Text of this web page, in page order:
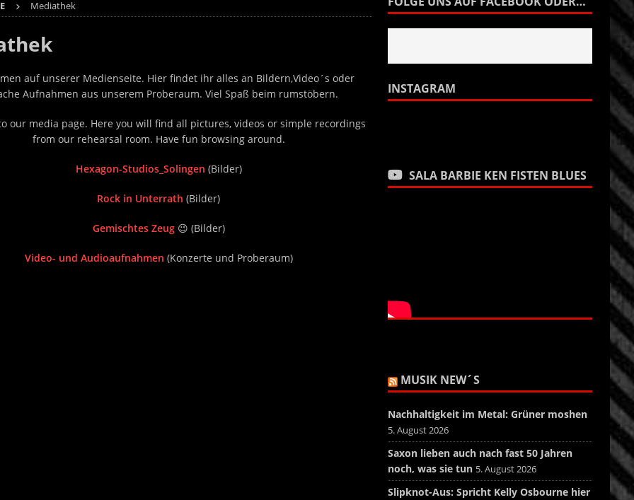
Mediathek
auf unserer Medienseite. Hier findet ihr alles an Bildern,Video´s oder
Aufnahmen aus unserem Proberaum. Viel Spaß beim rumstöbern.
our media page. Here you will find all pictures, videos or simple recordings
from our rehearsal room. Have fun browsing around.
Hexagon-Studios_Solingen (Bilder)
Rock in Unterrath (Bilder)
Gemischtes Zeug😉 (Bilder)
Video- und Audioaufnahmen (Konzerte und Proberaum)
INSTAGRAM
SALA BARBIE KEN FISTEN BLUES
MUSIK NEW´S
Nachhaltigkeit im Metal: Grüner moshen
5. August 2026
Saxon lieben auch nach fast 50 Jahren
noch, was sie tun 5. August 2026
Slipknot-Aus: Spricht Kelly Osbourne hier